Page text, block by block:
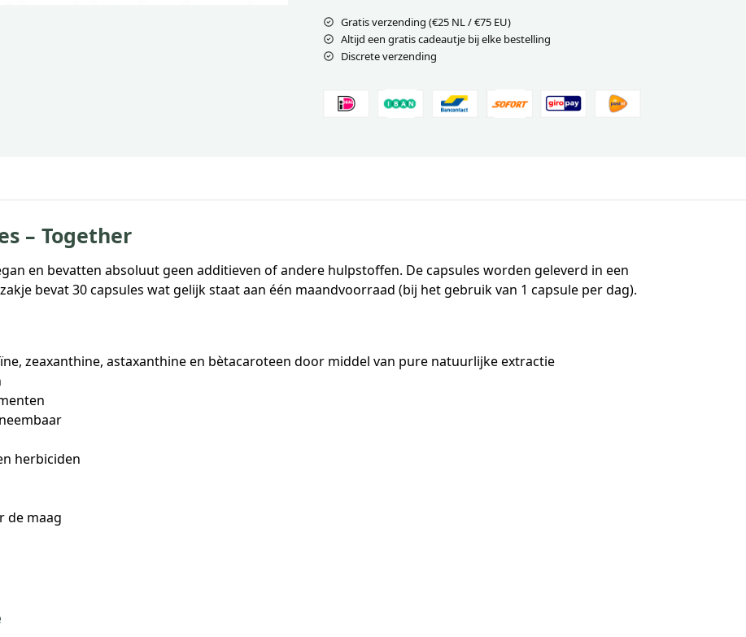
Gratis verzending (€25 NL / €75 EU)
Altijd een gratis cadeautje bij elke bestelling
Discrete verzending
– Together
en bevatten absoluut geen additieven of andere hulpstoffen. De capsules worden geleverd in een
bevat 30 capsules wat gelijk staat aan één maandvoorraad (bij het gebruik van 1 capsule per dag).
zeaxanthine, astaxanthine en bètacaroteen door middel van pure natuurlijke extractie
herbiciden
de maag